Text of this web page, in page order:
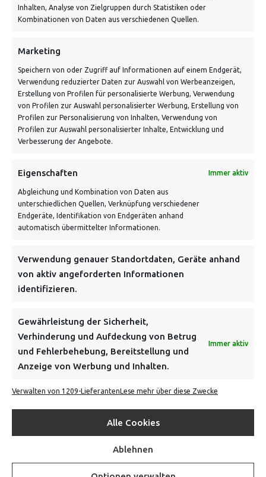
Inhalten, Analyse von Zielgruppen durch Statistiken oder
Kombinationen von Daten aus verschiedenen Quellen.
Marketing
Speichern von oder Zugriff auf Informationen auf einem Endgerät,
Verwendung reduzierter Daten zur Auswahl von Werbeanzeigen,
Erstellung von Profilen für personalisierte Werbung, Verwendung
von Profilen zur Auswahl personalisierter Werbung, Erstellung von
Profilen zur Personalisierung von Inhalten, Verwendung von
Profilen zur Auswahl personalisierter Inhalte, Entwicklung und
Verbesserung der Angebote.
Eigenschaften Immer aktiv
Abgleichung und Kombination von Daten aus
unterschiedlichen Quellen, Verknüpfung verschiedener
Endgeräte, Identifikation von Endgeräten anhand
automatisch übermittelter Informationen.
Verwendung genauer Standortdaten, Geräte anhand
von aktiv angeforderten Informationen
identifizieren.
Gewährleistung der Sicherheit,
Verhinderung und Aufdeckung von Betrug
und Fehlerbehebung, Bereitstellung und
Anzeige von Werbung und Inhalten.
Immer aktiv
Verwalten von 1209-LieferantenLese mehr über diese Zwecke
Alle Cookies
Ablehnen
Bahnhofstraße 3, 06268 Nemsdorf-Göhrendorf
Kontakt: Mo - Fr von 10:00 bis 18:00 Uhr
info@vontiling.de
Schnell und grün versendet:
VERSANDKOSTENHINWEIS:
NEWSLETTER
Danke, deine Registrierung war erfolgreich! Bitte prüfe
dein E-Mail-Konto für die Bestätigung.
FOLGE UNS
BEZAHLEN & BESTELLEN